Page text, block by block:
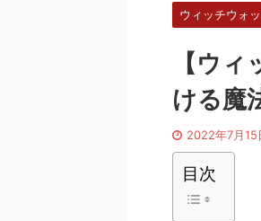
ウィッチウォ
【ウ
ける魔
2022年7月15
目次